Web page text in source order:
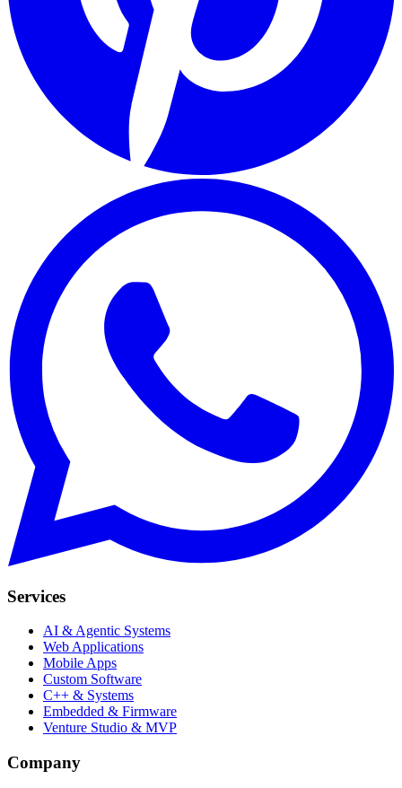
Services
AI & Agentic Systems
Web Applications
Mobile Apps
Custom Software
C++ & Systems
Embedded & Firmware
Venture Studio & MVP
Company